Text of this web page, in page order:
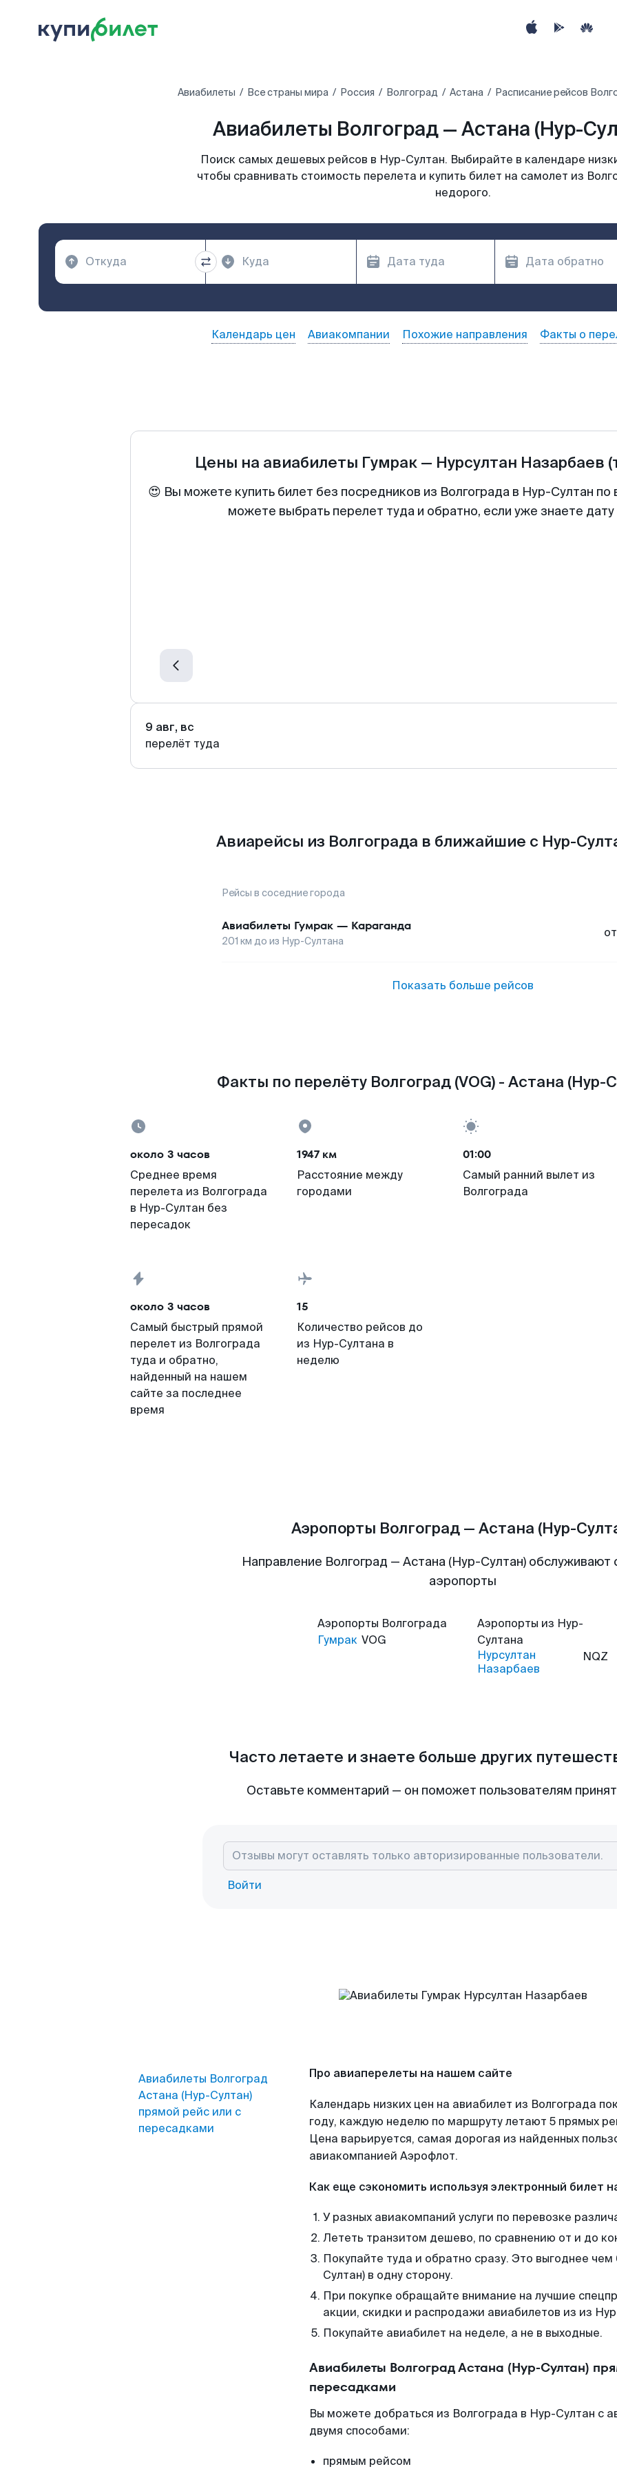
Авиабилеты Все страны мира Россия Волгоград Астана Расписание рейсов
Авиабилеты Волгоград — Астана (Нур-
Поиск самых дешевых рейсов в Нур-Султан. Выбирайте в календаре
чтобы сравнивать стоимость перелета и купить билет на самолет из
недорого.
Календарь цен Авиакомпании Похожие направления Факты о
Цены на авиабилеты Гумрак— Нурсултан Назарбаев
😍 Вы можете купить билет без посредников из Волгограда в Нур-Султан
можете выбрать перелет туда и обратно, если уже знаете
9 авг, вс
перелёт туда
Авиарейсы из Волгограда в ближайшие с Нур-
Рейсы в соседние города
Авиабилеты Гумрак — Караганда
201 км до из Нур-Султана
от
Показать больше рейсов
Факты по перелёту Волгоград (VOG) - Астана (Нур-
около 3 часов
Среднее время
перелета из Волгограда
в Нур-Султан без
пересадок
1947 км
Расстояние между
городами
01:00
Самый ранний вылет из
Волгограда
около 3 часов
Самый быстрый прямой
перелет из Волгограда
туда и обратно,
найденный на нашем
сайте за последнее
время
15
Количество рейсов до
из Нур-Султана в
неделю
Аэропорты Волгоград — Астана (Нур-
Направление Волгоград — Астана (Нур-Султан)
аэропорты
Аэропорты Волгограда
Гумрак VOG
Аэропорты из Нур-
Султана
Нурсултан
Назарбаев
NQZ
Часто летаете и знаете больше других
Оставьте комментарий — он поможет пользователям
Войти
Авиабилеты Волгоград
Астана (Нур-Султан)
прямой рейс или с
пересадками
Про авиаперелеты на нашем сайте
Календарь низких цен на авиабилет из Волгограда
году, каждую неделю по маршруту летают 5 прямых
Цена варьируется, самая дорогая из найденных
авиакомпанией Аэрофлот.
Как еще сэкономить используя электронный билет
У разных авиакомпаний услуги по перевозке
Лететь транзитом дешево, по сравнению от и до
Покупайте туда и обратно сразу. Это выгоднее
Султан) в одну сторону.
При покупке обращайте внимание на лучшие
акции, скидки и распродажи авиабилетов из из
Покупайте авиабилет на неделе, а не в выходные.
Авиабилеты Волгоград Астана (Нур-Султан)
пересадками
Вы можете добраться из Волгограда в Нур-Султан с
двумя способами:
прямым рейсом